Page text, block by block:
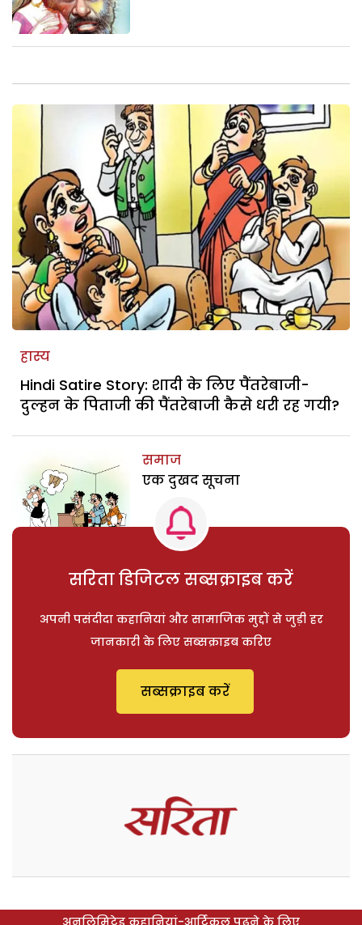
हास्य
Hindi Satire Story: शादी के लिए पैंतरेबाजी-
दुल्हन के पिताजी की पैंतरेबाजी कैसे धरी रह गयी?
समाज
एक दुखद सूचना
सरिता डिजिटल सब्सक्राइब करें
अपनी पसंदीदा कहानियां और सामाजिक मुद्दों से जुड़ी हर
जानकारी के लिए सब्सक्राइब करिए
सब्सक्राइब करें
अनलिमिटेड कहानियां-आर्टिकल पढ़ने के लिए